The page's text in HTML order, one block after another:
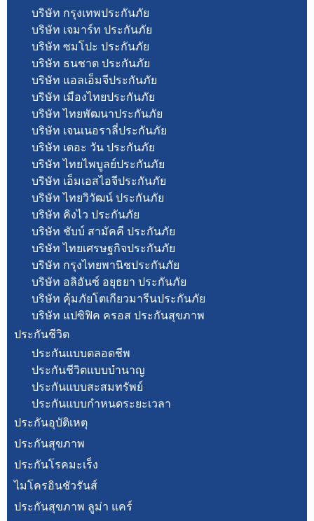
บริษัท กรุงเทพประกันภัย
บริษัท เจมาร์ท ประกันภัย
บริษัท ซมโปะ ประกันภัย
บริษัท ธนชาต ประกันภัย
บริษัท แอลเอ็มจีประกันภัย
บริษัท เมืองไทยประกันภัย
บริษัท ไทยพัฒนาประกันภัย
บริษัท เจนเนอราลี่ประกันภัย
บริษัท เดอะ วัน ประกันภัย
บริษัท ไทยไพบูลย์ประกันภัย
บริษัท เอ็มเอสไอจีประกันภัย
บริษัท ไทยวิวัฒน์ ประกันภัย
บริษัท คิงไว ประกันภัย
บริษัท ชับบ์ สามัคคี ประกันภัย
บริษัท ไทยเศรษฐกิจประกันภัย
บริษัท กรุงไทยพานิชประกันภัย
บริษัท อลิอันซ์ อยุธยา ประกันภัย
บริษัท คุ้มภัยโตเกียวมารีนประกันภัย
บริษัท แปซิฟิค ครอส ประกันสุขภาพ
ประกันชีวิต
ประกันแบบตลอดชีพ
ประกันชีวิตแบบบำนาญ
ประกันแบบสะสมทรัพย์
ประกันแบบกำหนดระยะเวลา
ประกันอุบัติเหตุ
ประกันสุขภาพ
ประกันโรคมะเร็ง
ไมโครอินชัวรันส์
ประกันสุขภาพ ลูม่า แคร์